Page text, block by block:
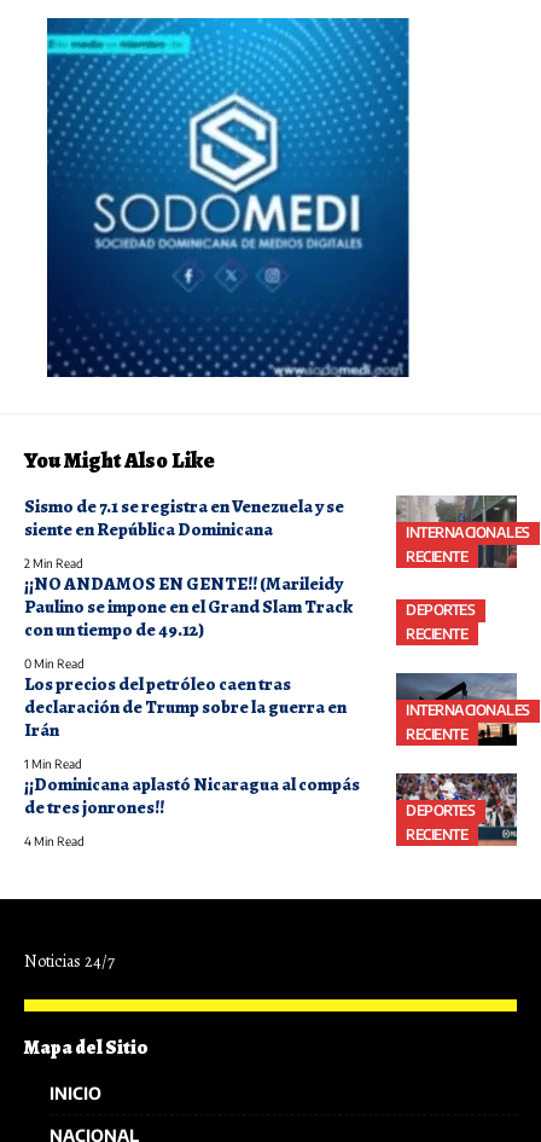
You Might Also Like
INTERNACIONALES
RECIENTE
Sismo de 7.1 se registra en Venezuela y se
siente en República Dominicana
2 Min Read
DEPORTES
RECIENTE
¡¡NO ANDAMOS EN GENTE!! (Marileidy
Paulino se impone en el Grand Slam Track
con un tiempo de 49.12)
0 Min Read
INTERNACIONALES
RECIENTE
Los precios del petróleo caen tras
declaración de Trump sobre la guerra en
Irán
1 Min Read
DEPORTES
RECIENTE
¡¡Dominicana aplastó Nicaragua al compás
de tres jonrones!!
4 Min Read
Noticias 24/7
Mapa del Sitio
INICIO
NACIONAL